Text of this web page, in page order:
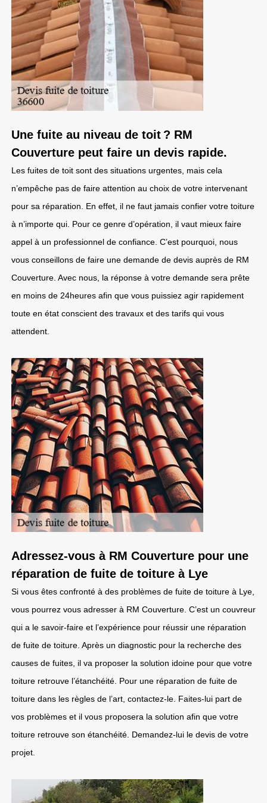
Une fuite au niveau de toit ? RM
Couverture peut faire un devis rapide.
Les fuites de toit sont des situations urgentes, mais cela
n’empêche pas de faire attention au choix de votre intervenant
pour sa réparation. En effet, il ne faut jamais confier votre toiture
à n’importe qui. Pour ce genre d’opération, il vaut mieux faire
appel à un professionnel de confiance. C’est pourquoi, nous
vous conseillons de faire une demande de devis auprès de RM
Couverture. Avec nous, la réponse à votre demande sera prête
en moins de 24heures afin que vous puissiez agir rapidement
toute en état conscient des travaux et des tarifs qui vous
attendent.
Adressez-vous à RM Couverture pour une
réparation de fuite de toiture à Lye
Si vous êtes confronté à des problèmes de fuite de toiture à Lye,
vous pourrez vous adresser à RM Couverture. C’est un couvreur
qui a le savoir-faire et l’expérience pour réussir une réparation
de fuite de toiture. Après un diagnostic pour la recherche des
causes de fuites, il va proposer la solution idoine pour que votre
toiture retrouve l’étanchéité. Pour une réparation de fuite de
toiture dans les règles de l’art, contactez-le. Faites-lui part de
vos problèmes et il vous proposera la solution afin que votre
toiture retrouve son étanchéité. Demandez-lui le devis de votre
projet.